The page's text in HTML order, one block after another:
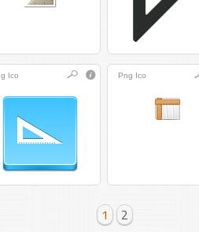
Ico Png Ico
1 2